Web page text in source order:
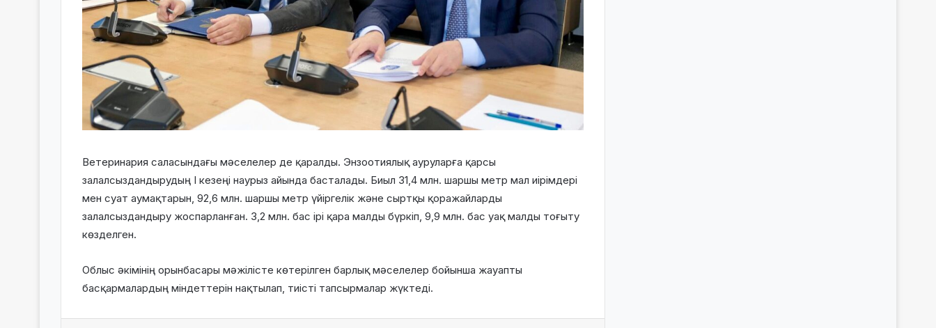
Ветеринария саласындағы мәселелер де қаралды. Энзоотиялық ауруларға қарсы
залалсыздандырудың І кезеңі наурыз айында басталады. Биыл 31,4 млн. шаршы метр мал иірімдері
мен суат аумақтарын, 92,6 млн. шаршы метр үйіргелік және сыртқы қоражайларды
залалсыздандыру жоспарланған. 3,2 млн. бас ірі қара малды бүркіп, 9,9 млн. бас уақ малды тоғыту
көзделген.
Облыс әкімінің орынбасары мәжілісте көтерілген барлық мәселелер бойынша жауапты
басқармалардың міндеттерін нақтылап, тиісті тапсырмалар жүктеді.